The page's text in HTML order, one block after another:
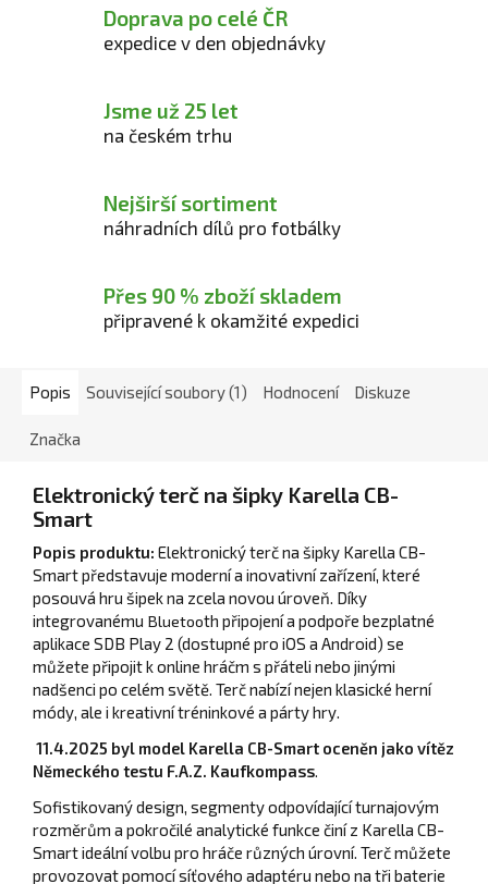
Doprava po celé ČR
expedice v den objednávky
Jsme už 25 let
na českém trhu
Nejširší sortiment
náhradních dílů pro fotbálky
Přes 90 % zboží skladem
připravené k okamžité expedici
Popis Související soubory (1) Hodnocení Diskuze
Značka
Elektronický terč na šipky Karella CB-
Smart
Popis produktu: Elektronický terč na šipky Karella CB-
Smart představuje moderní a inovativní zařízení, které
posouvá hru šipek na zcela novou úroveň. Díky
integrovanému Bluetooth připojení a podpoře bezplatné
aplikace SDB Play 2 (dostupné pro iOS a Android) se
můžete připojit k online hráčm s přáteli nebo jinými
nadšenci po celém světě. Terč nabízí nejen klasické herní
módy, ale i kreativní tréninkové a párty hry.
11.4.2025 byl model Karella CB-Smart oceněn jako vítěz
Německého testu F.A.Z. Kaufkompass.
Sofistikovaný design, segmenty odpovídající turnajovým
rozměrům a pokročilé analytické funkce činí z Karella CB-
Smart ideální volbu pro hráče různých úrovní. Terč můžete
provozovat pomocí síťového adaptéru nebo na tři baterie